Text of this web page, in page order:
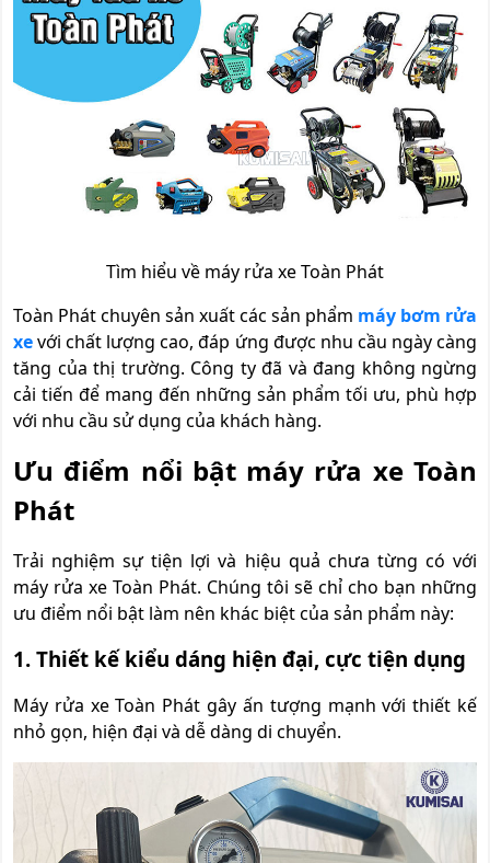
Tìm hiểu về máy rửa xe Toàn Phát
Toàn Phát chuyên sản xuất các sản phẩm máy bơm rửa
xevới chất lượng cao, đáp ứng được nhu cầu ngày càng
tăng của thị trường. Công ty đã và đang không ngừng
cải tiến để mang đến những sản phẩm tối ưu, phù hợp
với nhu cầu sử dụng của khách hàng.
Ưu điểm nổi bật máy rửa xe Toàn
Phát
Trải nghiệm sự tiện lợi và hiệu quả chưa từng có với
máy rửa xe Toàn Phát. Chúng tôi sẽ chỉ cho bạn những
ưu điểm nổi bật làm nên khác biệt của sản phẩm này:
1. Thiết kế kiểu dáng hiện đại, cực tiện dụng
Máy rửa xe Toàn Phát gây ấn tượng mạnh với thiết kế
nhỏ gọn, hiện đại và dễ dàng di chuyển.